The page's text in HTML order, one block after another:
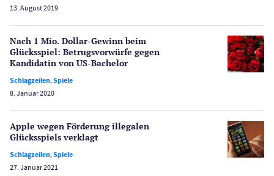
Poker
Schlagzeilen
Spiele
Spielerschutz
Sport
Merkur Casinos
Spielautomaten
Casino Testberichte
Bonus Ohne Einzahlung
13. August 2019
Nach 1 Mio. Dollar-Gewinn beim
Glücksspiel: Betrugs­vorwürfe gegen
Kandidatin von US-Bachelor
Schlagzeilen,Spiele
8. Januar 2020
Apple wegen Förderung illegalen
Glücksspiels verklagt
Schlagzeilen,Spiele
27. Januar 2021